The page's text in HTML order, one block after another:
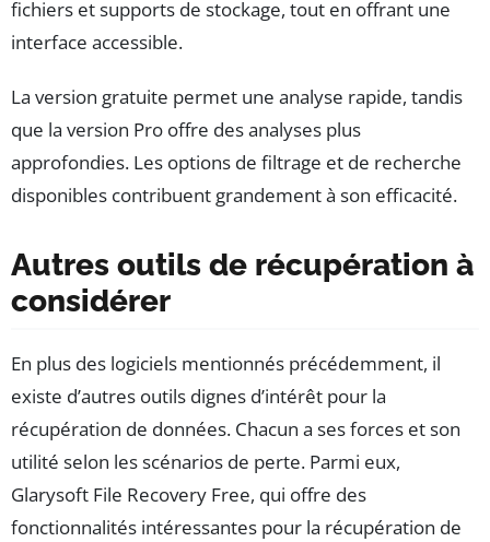
fichiers et supports de stockage, tout en offrant une
interface accessible.
La version gratuite permet une analyse rapide, tandis
que la version Pro offre des analyses plus
approfondies. Les options de filtrage et de recherche
disponibles contribuent grandement à son efficacité.
Autres outils de récupération à
considérer
En plus des logiciels mentionnés précédemment, il
existe d’autres outils dignes d’intérêt pour la
récupération de données. Chacun a ses forces et son
utilité selon les scénarios de perte. Parmi eux,
Glarysoft File Recovery Free, qui offre des
fonctionnalités intéressantes pour la récupération de